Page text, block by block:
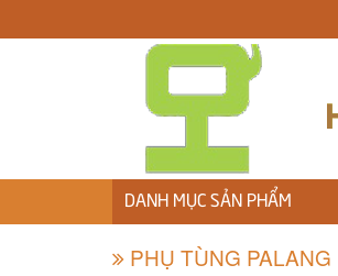
DANH MỤC SẢN PHẨM
PHỤ TÙNG